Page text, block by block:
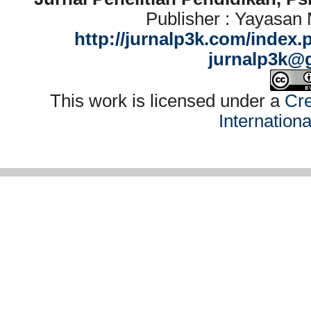
Publisher : Yayasan
http://jurnalp3k.com/
This work is licensed under a